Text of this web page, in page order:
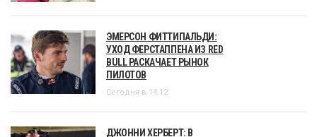
ЭМЕРСОН ФИТТИПАЛЬДИ:
УХОД ФЕРСТАППЕНА ИЗ RED
BULL РАСКАЧАЕТ РЫНОК
ПИЛОТОВ
Сегодня в 14:12
ДЖОННИ ХЕРБЕРТ: В